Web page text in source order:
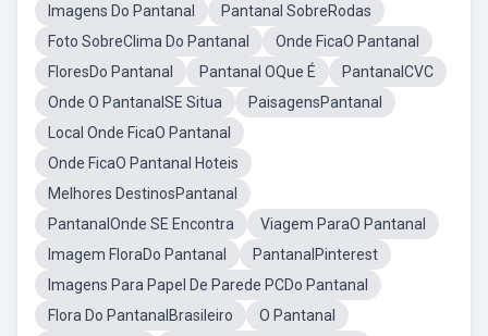
Imagens Do Pantanal
Pantanal SobreRodas
Foto SobreClima Do Pantanal
Onde FicaO Pantanal
FloresDo Pantanal
Pantanal OQue É
PantanalCVC
Onde O PantanalSE Situa
PaisagensPantanal
Local Onde FicaO Pantanal
Onde FicaO Pantanal Hoteis
Melhores DestinosPantanal
PantanalOnde SE Encontra
Viagem ParaO Pantanal
Imagem FloraDo Pantanal
PantanalPinterest
Imagens Para Papel De Parede PCDo Pantanal
Flora Do PantanalBrasileiro
O Pantanal